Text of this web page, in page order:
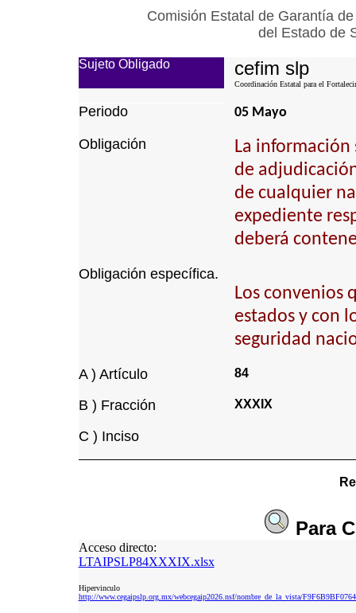
Comisión Estatal de Garantía
del Estado de
Sujeto Obligado cefim slp
Coordinación Estatal para el
Periodo 05 Mayo
Obligación
La
de
de cualquier
expediente
deberá
Obligación específica.
Los convenios
estados y con
seguridad
A ) Artículo 84
B ) Fracción XXXIX
C ) Inciso
Para
Acceso directo:
LTAIPSLP84XXXIX.xlsx
Hipervinculo
http://www.cegaipslp.org.mx/webcegaip2026.nsf/nombre_de_la_vista/